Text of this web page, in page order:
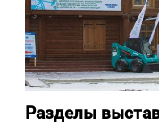
Разделы